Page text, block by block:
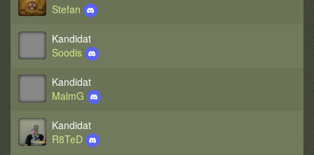
Stefan
Kandidat
Soodis
Kandidat
MalmG
Kandidat
R8TeD